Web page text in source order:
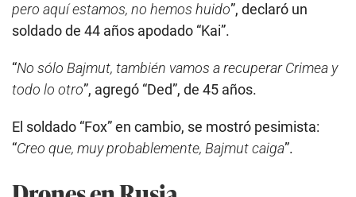
pero aquí estamos, no hemos huido”, declaró un
soldado de 44 años apodado “Kai”.
“No sólo Bajmut, también vamos a recuperar Crimea y
todo lo otro”, agregó “Ded”, de 45 años.
El soldado “Fox” en cambio, se mostró pesimista:
“Creo que, muy probablemente, Bajmut caiga”.